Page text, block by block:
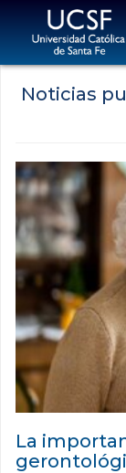
Noticias
La